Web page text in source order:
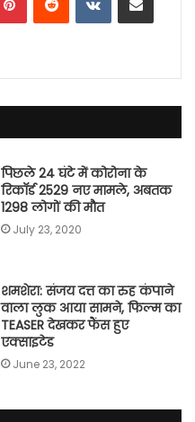
पिछले 24 घंटे में कोरोना के
रिकाॅर्ड 2529 नए मामले, अबतक
1298 लोगों की मौत
July 23, 2020
शमशेरा: संजय दत्त का रुह कंपाने
वाला लुक आया सामने, फिल्म का
TEASER देखकर फैंस हुए
एक्साइटेड
June 23, 2022